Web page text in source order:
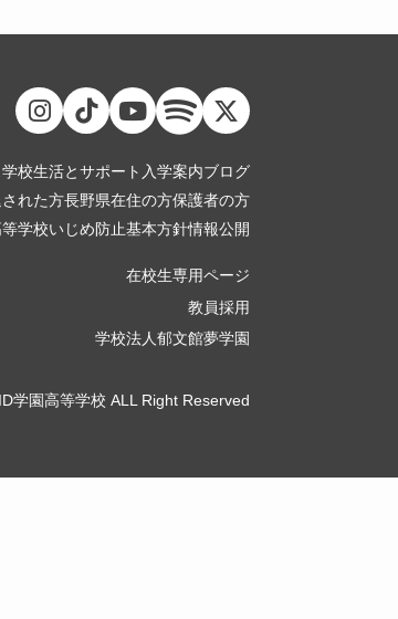
学校生活とサポート 入学案内ブログ
れた方長野県在住の方保護者の方
等学校いじめ防止基本方針情報公開
在校生専用ページ
教員採用
学校法人郁文館夢学園
学園高等学校 ALL Right Reserved